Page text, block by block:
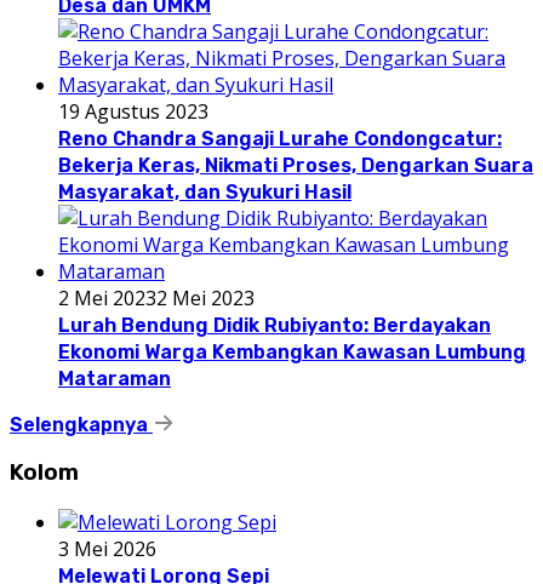
Desa dan UMKM
19 Agustus 2023
Reno Chandra Sangaji Lurahe Condongcatur:
Bekerja Keras, Nikmati Proses, Dengarkan Suara
Masyarakat, dan Syukuri Hasil
2 Mei 20232 Mei 2023
Lurah Bendung Didik Rubiyanto: Berdayakan
Ekonomi Warga Kembangkan Kawasan Lumbung
Mataraman
Selengkapnya
Kolom
3 Mei 2026
Melewati Lorong Sepi